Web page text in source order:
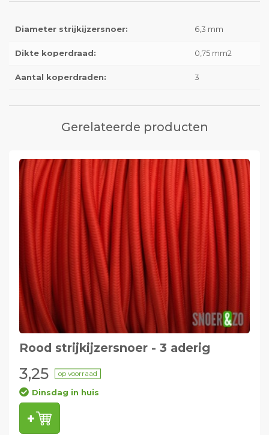
Diameter strijkijzersnoer: 6,3 mm
Dikte koperdraad: 0,75 mm2
Aantal koperdraden: 3
Gerelateerde producten
Rood strijkijzersnoer - 3 aderig
3,25 op voorraad
Dinsdag in huis